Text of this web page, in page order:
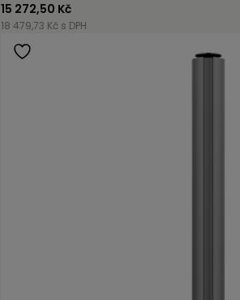
15 272,50 Kč
18 479,73 Kč s DPH